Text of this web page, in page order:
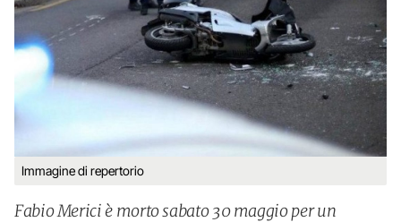
Immagine di repertorio
Fabio Merici è morto sabato 30 maggio per un